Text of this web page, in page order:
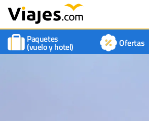
Paquetes
(vuelo y hotel) Ofertas